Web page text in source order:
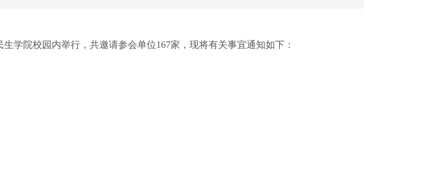
院校园内举行，共邀请参会单位167家，现将有关事宜通知如下：